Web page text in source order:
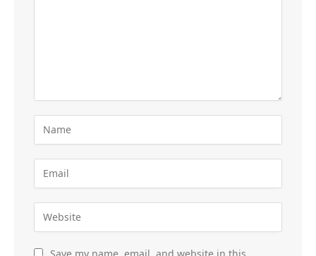
Save my name, email, and website in this